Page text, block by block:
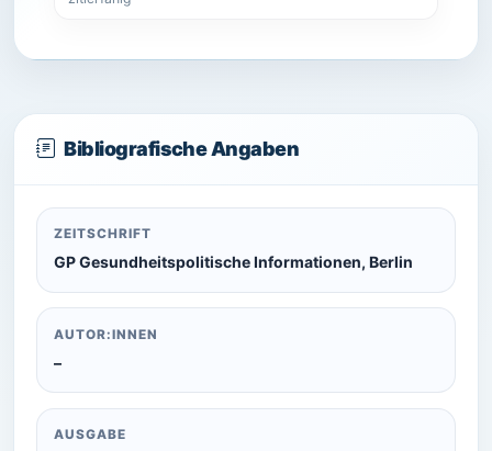
Bibliografische Angaben
ZEITSCHRIFT
GP Gesundheitspolitische Informationen, Berlin
AUTOR:INNEN
–
AUSGABE